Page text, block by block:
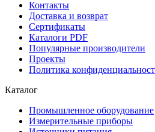
Контакты
Доставка и возврат
Сертификаты
Каталоги PDF
Популярные производители
Проекты
Политика
Каталог
Промышленное оборудование
Измерительные приборы